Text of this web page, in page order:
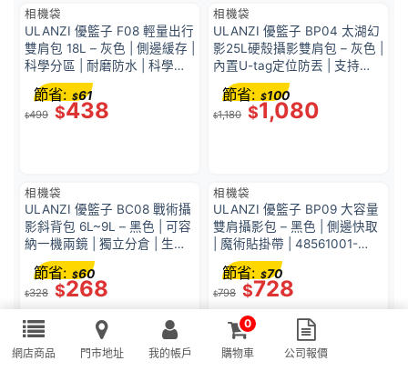
相機袋
ULANZI 優籃子 F08 輕量出行
雙肩包 18L – 灰色 | 側邊緩存 |
科學分區 | 耐磨防水 | 科學分
區 | YKK拉鏈快取 |
48929001-B159
$499 $438
節省: $61
相機袋
ULANZI 優籃子 BP04 太湖幻
影25L硬殼攝影雙肩包 – 灰色 |
內置U-tag定位防丟 | 支持
Apple Find My | 48937001-
B121
$1,180 $1,080
節省: $100
相機袋
ULANZI 優籃子 BC08 戰術攝
影斜背包 6L~9L – 黑色 | 可容
納一機兩鏡 | 獨立分倉 | 生活
防潑水 | 魔術貼面板 |
48559001-B010
$328 $268
節省: $60
相機袋
ULANZI 優籃子 BP09 大容量
雙肩攝影包 – 黑色 | 側邊快取
| 魔術貼掛帶 | 48561001-
B011GBB1
$798 $728
節省: $70
網店商品 門市地址 我的帳戶
0
購物車 公司報價